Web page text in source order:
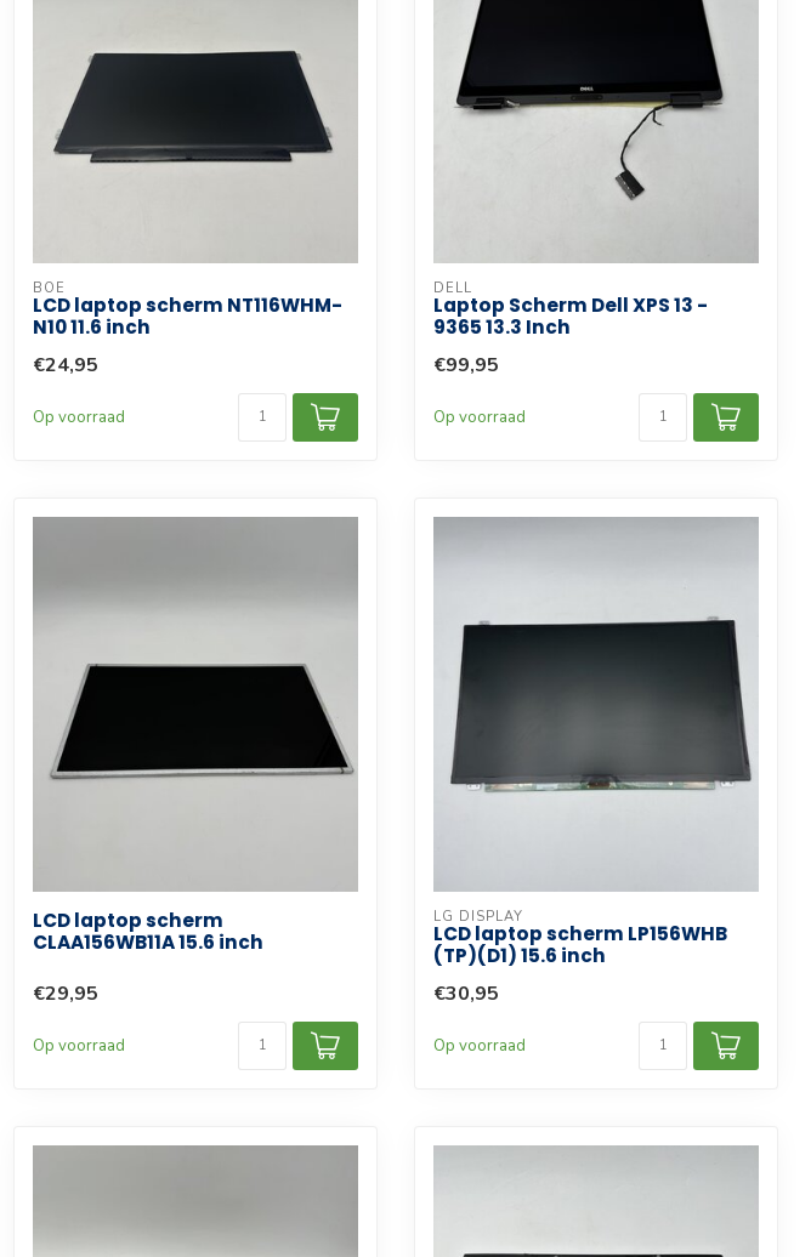
BOE
LCD laptop scherm NT116WHM-
N10 11.6 inch
€24,95
Op voorraad
DELL
Laptop Scherm Dell XPS 13 -
9365 13.3 Inch
€99,95
Op voorraad
LCD laptop scherm
CLAA156WB11A 15.6 inch
€29,95
Op voorraad
LG DISPLAY
LCD laptop scherm LP156WHB
(TP)(D1) 15.6 inch
€30,95
Op voorraad